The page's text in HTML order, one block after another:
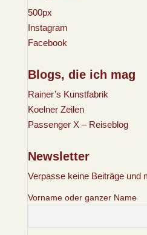
500px
Instagram
Facebook
Blogs, die ich mag
Rainer’s Kunstfabrik
Koelner Zeilen
Passenger X – Reiseblog
Newsletter
Verpasse keine Beiträge und
Vorname oder ganzer Name